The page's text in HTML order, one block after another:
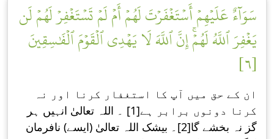
سَوَآءٌ عَلَيۡهِمۡ أَسۡتَغۡفَرۡتَ لَهُمۡ أَمۡ لَمۡ تَسۡتَغۡفِرۡ لَهُمۡ لَن
يَغۡفِرَ ٱللَّهُ لَهُمۡۚ إِنَّ ٱللَّهَ لَا يَهۡدِي ٱلۡقَوۡمَ ٱلۡفَٰسِقِينَ
[٦]
ان کے حق میں آپ کا استغفار کرنا اور نہ
کرنا دونوں برابر ہے[1] ۔ اللہ تعالیٰ انہیں ہر
گز نہ بخشے گا[2]۔ بیشک اللہ تعالیٰ (ایسے) نافرمان